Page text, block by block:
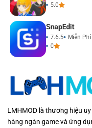
5.0
SnapEdit
7.6.5
Miễn Phí
0
LMHMOD là thương hiệu
hàng ngàn game và ứng